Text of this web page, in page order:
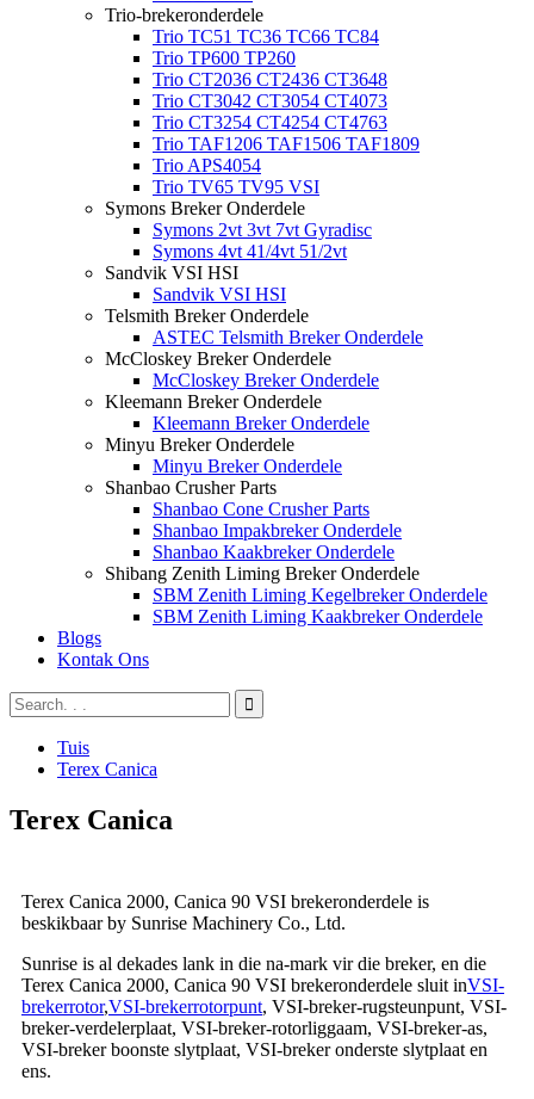
Trio-brekeronderdele
Trio TC51 TC36 TC66 TC84
Trio TP600 TP260
Trio CT2036 CT2436 CT3648
Trio CT3042 CT3054 CT4073
Trio CT3254 CT4254 CT4763
Trio TAF1206 TAF1506 TAF1809
Trio APS4054
Trio TV65 TV95 VSI
Symons Breker Onderdele
Symons 2vt 3vt 7vt Gyradisc
Symons 4vt 41/4vt 51/2vt
Sandvik VSI HSI
Sandvik VSI HSI
Telsmith Breker Onderdele
ASTEC Telsmith Breker Onderdele
McCloskey Breker Onderdele
McCloskey Breker Onderdele
Kleemann Breker Onderdele
Kleemann Breker Onderdele
Minyu Breker Onderdele
Minyu Breker Onderdele
Shanbao Crusher Parts
Shanbao Cone Crusher Parts
Shanbao Impakbreker Onderdele
Shanbao Kaakbreker Onderdele
Shibang Zenith Liming Breker Onderdele
SBM Zenith Liming Kegelbreker Onderdele
SBM Zenith Liming Kaakbreker Onderdele
Blogs
Kontak Ons
Tuis
Terex Canica
Terex Canica
Terex Canica 2000, Canica 90 VSI brekeronderdele is
beskikbaar by Sunrise Machinery Co., Ltd.
Sunrise is al dekades lank in die na-mark vir die breker, en die
Terex Canica 2000, Canica 90 VSI brekeronderdele sluit inVSI-
brekerrotor,VSI-brekerrotorpunt, VSI-breker-rugsteunpunt, VSI-
breker-verdelerplaat, VSI-breker-rotorliggaam, VSI-breker-as,
VSI-breker boonste slytplaat, VSI-breker onderste slytplaat en
ens.